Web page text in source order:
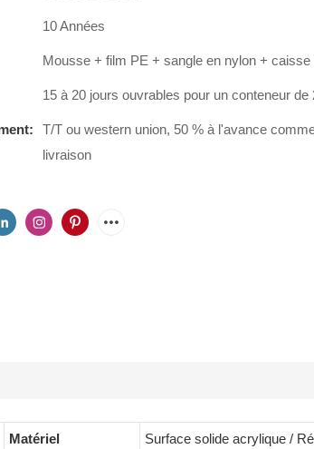
10 Années
Mousse + film PE + sangle en nylon +
15 à 20 jours ouvrables pour un conteneur de
T/T ou western union, 50 % à l'avance
livraison
Matériel Surface solide acrylique /